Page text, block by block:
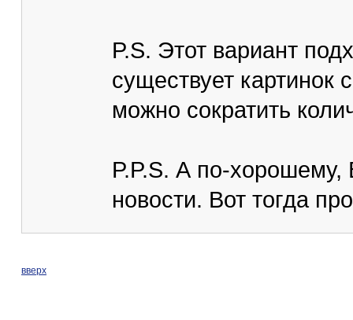
P.S. Этот вариант
существует
можно сократить
P.P.S. А по-хорошему,
новости. Вот тогда
вверх